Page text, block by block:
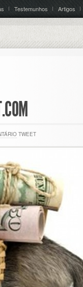
Testemunhos Artigos
TWEET